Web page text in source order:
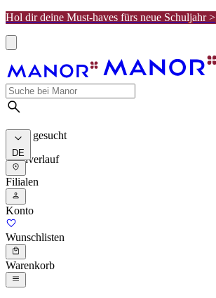
Hol dir deine Must-haves fürs neue Schuljahr >
Meist gesucht
Suchverlauf
DE
Filialen
Konto
Wunschlisten
Warenkorb